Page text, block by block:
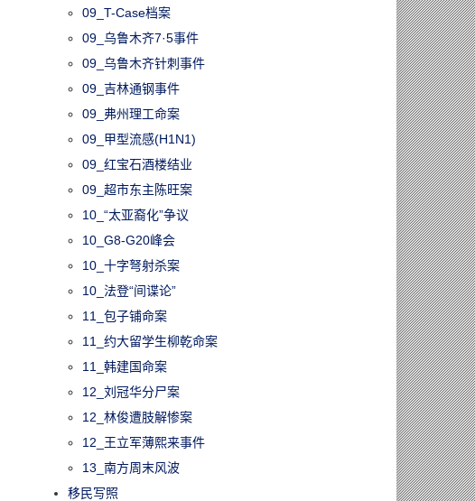
09_T-Case档案
09_乌鲁木齐7·5事件
09_乌鲁木齐针刺事件
09_吉林通钢事件
09_弗州理工命案
09_甲型流感(H1N1)
09_红宝石酒楼结业
09_超市东主陈旺案
10_“太亚裔化”争议
10_G8-G20峰会
10_十字弩射杀案
10_法登“间谍论”
11_包子铺命案
11_约大留学生柳乾命案
11_韩建国命案
12_刘冠华分尸案
12_林俊遭肢解惨案
12_王立军薄熙来事件
13_南方周末风波
移民写照